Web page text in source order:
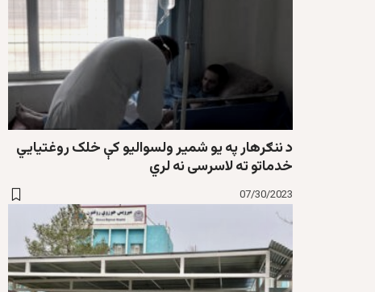
د ننګرهار په یو شمیر ولسوالیو کې خلک روغتیايي
خدماتو ته لاسرسی نه لري
07/30/2023